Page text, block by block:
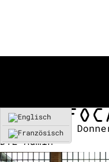
Erstellt am:
DTE-Admin